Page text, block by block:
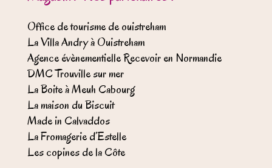
Office de tourisme de ouistreham
La Villa Andry à Ouistreham
Agence évènementielle Recevoir en Normandie
DMC Trouville sur mer
La Boite à Meuh Cabourg
La maison du Biscuit
Made in Calvaddos
La Fromagerie d’Estelle
Les copines de la Côte